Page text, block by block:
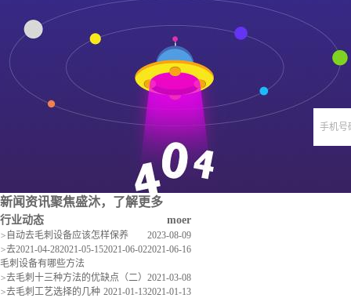
手机号
新闻资讯聚焦盛沐，了解更多
moer
行业动态
2023-08-09
> 自动去毛刺设备应该怎样保养
2021-06-16
2021-06-02
2021-05-15
2021-04-28
>去
毛刺设备有哪些方法
2021-03-08
>去毛刺十三种方法的优缺点（二）
2021-01-13
2021-01-13
>去毛刺工艺选择的几种